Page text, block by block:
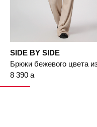
SIDE BY SIDE
8 390 a